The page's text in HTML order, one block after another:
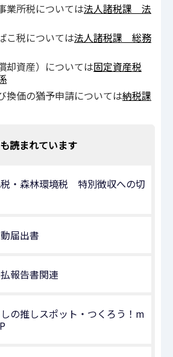
業所税については法人諸税課 法
こ税については法人諸税課 総務
却資産）については固定資産税
換価の猶予申請については納税課
読まれています
・森林環境税 特別徴収への切
届出書
報告書関連
の推しスポット・つくろう！m